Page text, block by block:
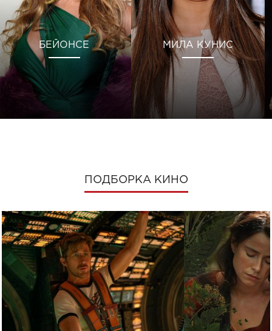
БЕЙОНСЕ МИЛА КУНИС
ПОДБОРКА КИНО